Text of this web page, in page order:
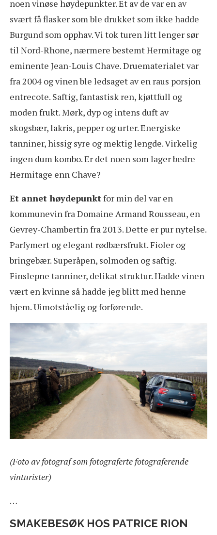
noen vinøse høydepunkter. Et av de var en av
svært få flasker som ble drukket som ikke hadde
Burgund som opphav. Vi tok turen litt lenger sør
til Nord-Rhone, nærmere bestemt Hermitage og
eminente Jean-Louis Chave. Druematerialet var
fra 2004 og vinen ble ledsaget av en raus porsjon
entrecote. Saftig, fantastisk ren, kjøttfull og
moden frukt. Mørk, dyp og intens duft av
skogsbær, lakris, pepper og urter. Energiske
tanniner, hissig syre og mektig lengde. Virkelig
ingen dum kombo. Er det noen som lager bedre
Hermitage enn Chave?
Et annet høydepunktfor min del var en
kommunevin fra Domaine Armand Rousseau, en
Gevrey-Chambertin fra 2013. Dette er pur nytelse.
Parfymert og elegant rødbærsfrukt. Fioler og
bringebær. Superåpen, solmoden og saftig.
Finslepne tanniner, delikat struktur. Hadde vinen
vært en kvinne så hadde jeg blitt med henne
hjem. Uimotståelig og forførende.
(Foto av fotograf som fotograferte fotograferende
vinturister)
…
SMAKEBESØK HOS PATRICE RION